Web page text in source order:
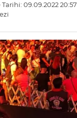
09.09.2022 20:57